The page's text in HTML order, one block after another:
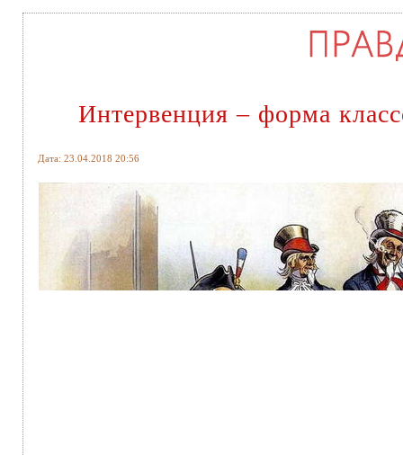
Интервенция – форма
Дата: 23.04.2018 20:56